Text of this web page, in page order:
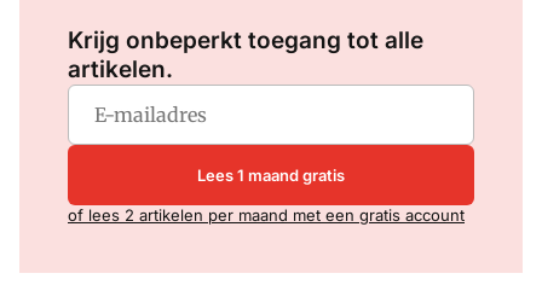
Krijg onbeperkt toegang tot alle
artikelen.
Lees 1 maand gratis
of lees 2 artikelen per maand met een gratis account